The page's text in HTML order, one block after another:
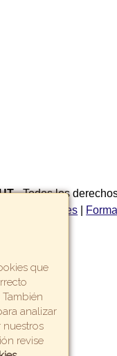
- Todos los
y devoluciones
que
analizar
nuestros
revise